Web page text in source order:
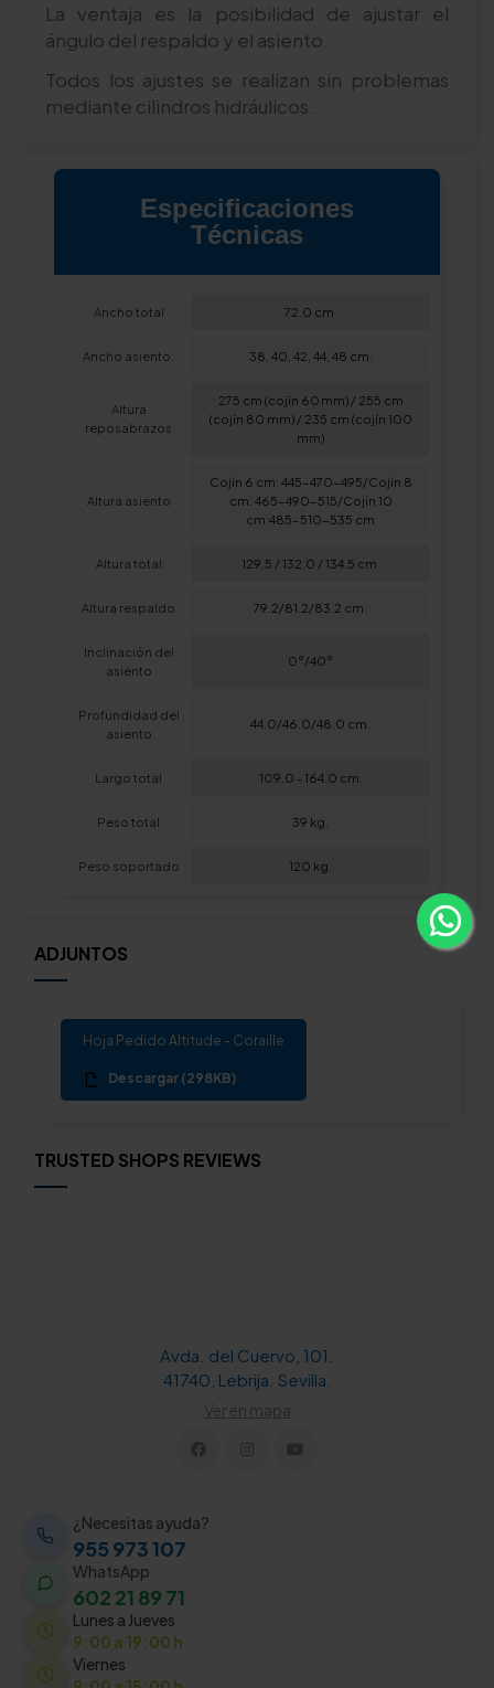
La ventaja es la posibilidad de ajustar el
ángulo del respaldo y el asiento.
Todos los ajustes se realizan sin problemas
mediante cilindros hidráulicos.
Especificaciones
Técnicas
Ancho total 72.0 cm.
Ancho asiento: 38, 40, 42, 44, 48 cm.
Altura
reposabrazos
275 cm (cojín 60 mm) / 255 cm
(cojín 80 mm) / 235 cm (cojín 100
mm)
Altura asiento
Cojín 6 cm: 445-470-495/Cojín 8
cm: 465-490-515/Cojín 10
cm:485-510-535 cm
Altura total 129.5 / 132.0 / 134.5 cm.
Altura respaldo 79.2/81.2/83.2 cm.
Inclinación del
asiento
0°/40°
Profundidad del
asiento
44.0/46.0/48.0 cm.
Largo total 109.0 - 164.0 cm.
Peso total 39 kg.
Peso soportado 120 kg.
ADJUNTOS
Hoja Pedido Altitude - Coraille
Descargar (298KB)
TRUSTED SHOPS REVIEWS
Avda. del Cuervo, 101.
41740, Lebrija. Sevilla.
Ver en mapa
¿Necesitas ayuda?
955 973 107
WhatsApp
602 21 89 71
Lunes a Jueves
9:00 a 19:00 h
Viernes